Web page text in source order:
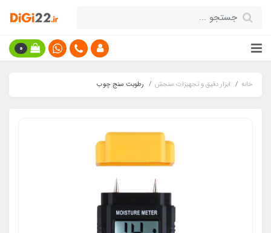
0
خانه ابزار دقیق و تجهیزات سنجش رطوبت سنج چوب